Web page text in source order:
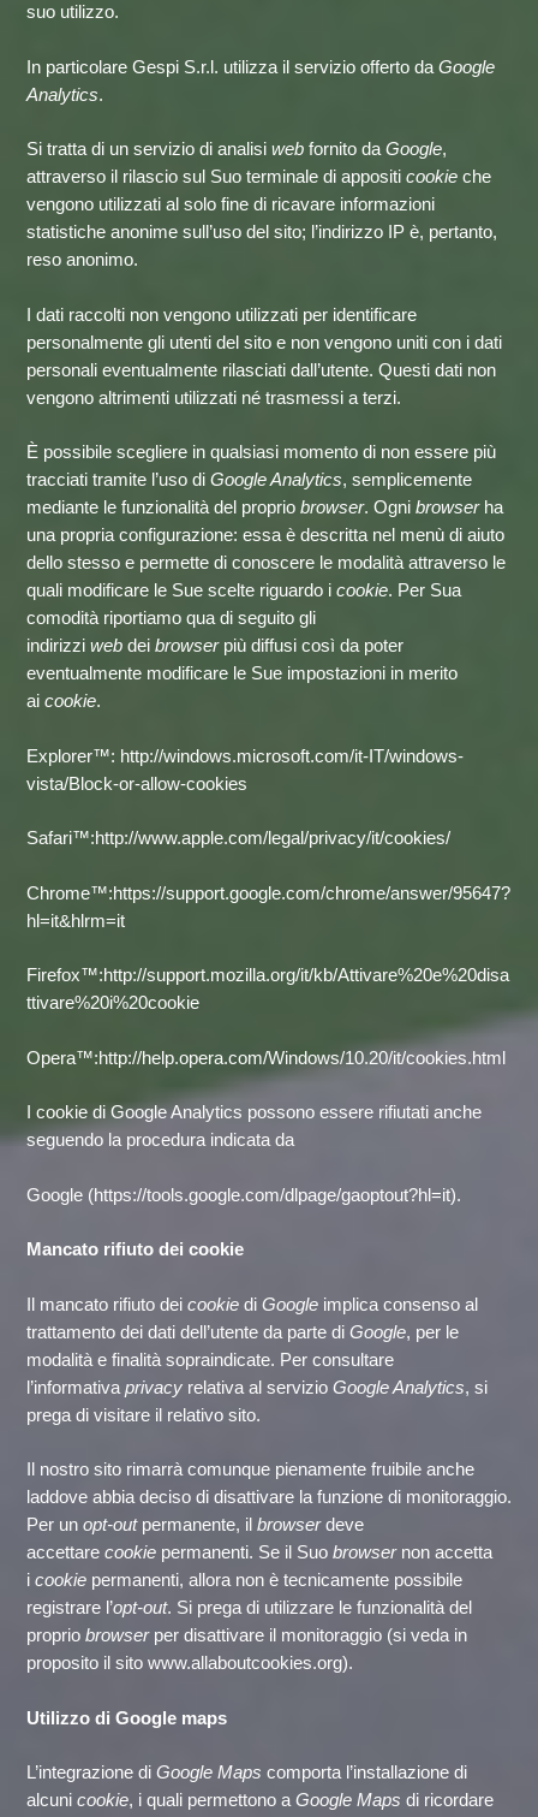
suo utilizzo.
In particolare Gespi S.r.l. utilizza il servizio offerto da Google
Analytics.
Si tratta di un servizio di analisi web fornito da Google,
attraverso il rilascio sul Suo terminale di appositi cookie che
vengono utilizzati al solo fine di ricavare informazioni
statistiche anonime sull’uso del sito; l’indirizzo IP è, pertanto,
reso anonimo.
I dati raccolti non vengono utilizzati per identificare
personalmente gli utenti del sito e non vengono uniti con i dati
personali eventualmente rilasciati dall’utente. Questi dati non
vengono altrimenti utilizzati né trasmessi a terzi.
È possibile scegliere in qualsiasi momento di non essere più
tracciati tramite l’uso di Google Analytics, semplicemente
mediante le funzionalità del proprio browser. Ogni browserha
una propria configurazione: essa è descritta nel menù di aiuto
dello stesso e permette di conoscere le modalità attraverso le
quali modificare le Sue scelte riguardo i cookie. Per Sua
comodità riportiamo qua di seguito gli
indirizzi web dei browserpiù diffusi così da poter
eventualmente modificare le Sue impostazioni in merito
ai cookie.
Explorer™: http://windows.microsoft.com/it-IT/windows-
vista/Block-or-allow-cookies
Safari™:http://www.apple.com/legal/privacy/it/cookies/
Chrome™:https://support.google.com/chrome/answer/95647?
hl=it&hlrm=it
Firefox™:http://support.mozilla.org/it/kb/Attivare%20e%20disa
ttivare%20i%20cookie
Opera™:http://help.opera.com/Windows/10.20/it/cookies.html
I cookie di Google Analytics possono essere rifiutati anche
seguendo la procedura indicata da
Google (https://tools.google.com/dlpage/gaoptout?hl=it).
Mancato rifiuto dei cookie
Il mancato rifiuto dei cookie di Google implica consenso al
trattamento dei dati dell’utente da parte di Google, per le
modalità e finalità sopraindicate. Per consultare
l’informativa privacy relativa al servizio Google Analytics, si
prega di visitare il relativo sito.
Il nostro sito rimarrà comunque pienamente fruibile anche
laddove abbia deciso di disattivare la funzione di monitoraggio.
Per un opt-outpermanente, il browserdeve
accettare cookie permanenti. Se il Suo browsernon accetta
i cookie permanenti, allora non è tecnicamente possibile
registrare l’opt-out. Si prega di utilizzare le funzionalità del
proprio browserper disattivare il monitoraggio (si veda in
proposito il sito www.allaboutcookies.org).
Utilizzo di Google maps
L’integrazione di Google Maps comporta l’installazione di
alcuni cookie, i quali permettono a Google Maps di ricordare